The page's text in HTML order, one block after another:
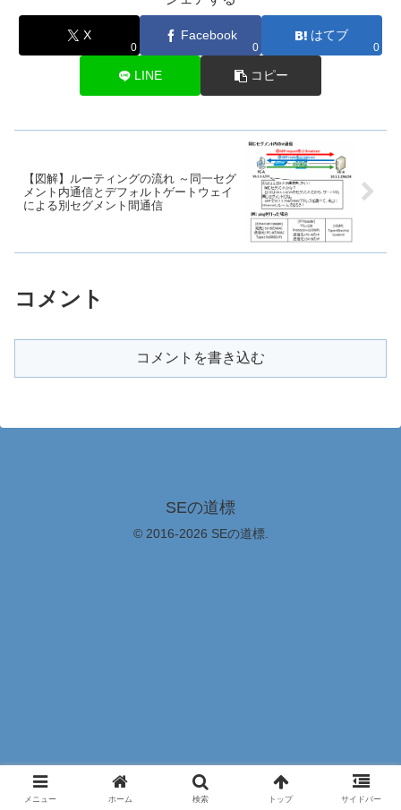
X
0
Facebook
0
はてブ
0
LINE コピー
【図解】ルーティングの流れ ～同一セグ
メント内通信とデフォルトゲートウェイ
による別セグメント間通信
コメント
コメントを書き込む
SEの道標
© 2016-2026 SEの道標.
メニュー ホーム 検索 トップ サイドバー